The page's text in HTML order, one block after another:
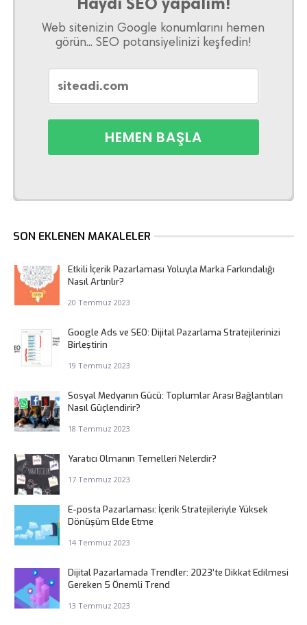
Web sitenizin Google konumlarını hemen
görün... SEO potansiyelinizi keşfedin!
SON EKLENEN MAKALELER
Etkili İçerik Pazarlaması Yoluyla Marka Farkındalığı
Nasıl Artırılır?
20 Temmuz 2023
Google Ads ve SEO: Dijital Pazarlama Stratejilerinizi
Birleştirin
19 Temmuz 2023
Sosyal Medyanın Gücü: Toplumlar Arası Bağlantıları
Nasıl Güçlendirir?
18 Temmuz 2023
Yaratıcı Olmanın Temelleri Nelerdir?
17 Temmuz 2023
E-posta Pazarlaması: İçerik Stratejileriyle Yüksek
Dönüşüm Elde Etme
14 Temmuz 2023
Dijital Pazarlamada Trendler: 2023’te Dikkat Edilmesi
Gereken 5 Önemli Trend
13 Temmuz 2023